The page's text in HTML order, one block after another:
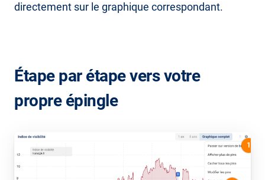
directement sur le graphique correspondant.
Étape par étape vers votre
propre épingle
1